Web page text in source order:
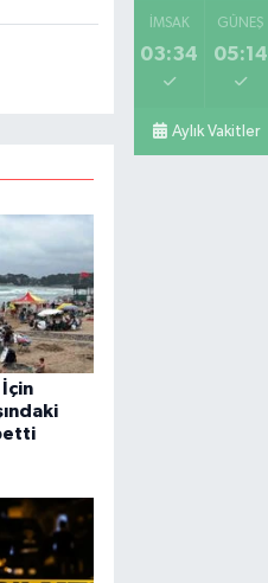
İçin
İMSAK
03:34
GÜNEŞ
05:14
Aylık Vakitler